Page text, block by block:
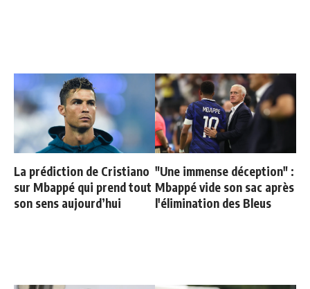
La prédiction de Cristiano
sur Mbappé qui prend tout
son sens aujourd’hui
"Une immense déception" :
Mbappé vide son sac après
l'élimination des Bleus